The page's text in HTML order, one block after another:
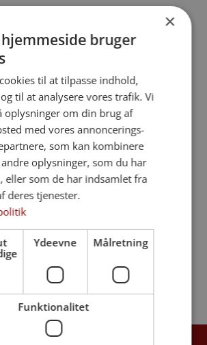
kiste
×
hjemmeside bruger
til at tilpasse indhold,
til at analysere vores trafik. Vi
oplysninger om din brug af
med vores annoncerings-
som kan kombinere
oplysninger, som du har
eller som de har indsamlet fra
deres tjenester.
Ydeevne Målretning
Funktionalitet